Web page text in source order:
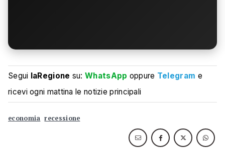
Segui laRegione su:WhatsApp oppure Telegram e
ricevi ogni mattina le notizie principali
economia recessione